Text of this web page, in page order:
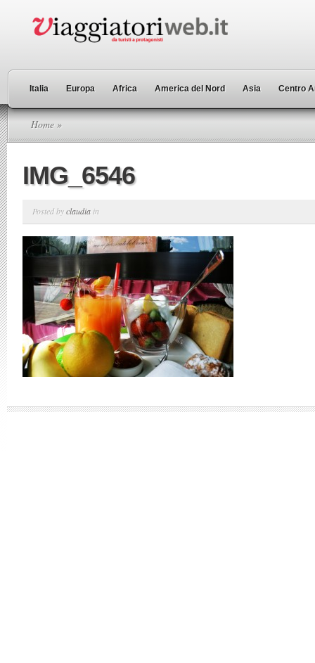
Italia Europa Africa America del Nord Asia Centro
Home »
IMG_6546
Posted byclaudia in